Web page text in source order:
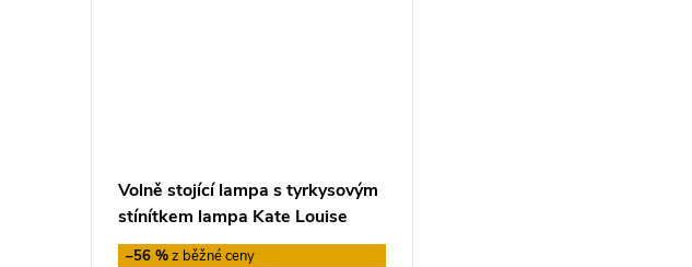
Volně stojící lampa s tyrkysovým
stínítkem lampa Kate Louise
Rope
–56 %